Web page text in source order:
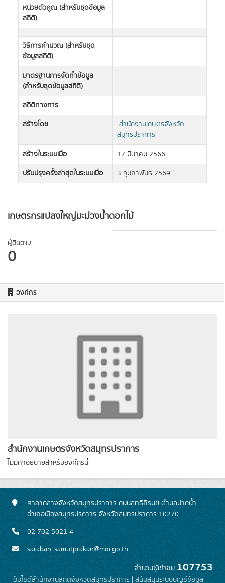
เกษตรกรแปลงใหญ่มะม่วงน้ำดอกไม้
ผู้ติดตาม
0
องค์กร
สำนักงานเกษตรจังหวัดสมุทรปราการ
ไม่มีคำอธิบายสำหรับองค์กรนี้
หน่วยตัวคูณ (สำหรับชุดข้อมูล
สถิติ)
วิธีการคำนวณ (สำหรับชุด
ข้อมูลสถิติ)
มาตรฐานการจัดทำข้อมูล
(สำหรับชุดข้อมูลสถิติ)
สถิติทางการ
สร้างโดย
สำนักงานเกษตรจังหวัด
สมุทรปราการ
สร้างในระบบเมื่อ
17 มีนาคม 2566
ปรับปรุงครั้งล่าสุดในระบบเมื่อ
3 กุมภาพันธ์ 2569
ศาลากลางจังหวัดสมุทรปราการ ถนนสุทธิภิรมย์ ตำบลปากน้ำ
อำเภอเมืองสมุทรปรกาาร จังหวัดสมุทรปราการ 10270
02 702 5021-4
saraban_samutprakan@moi.go.th
จำนวนผู้เข้าชม 107753
เว็บไซต์สำนักงานสถิติจังหวัดสมุทรปราการ | สนับสนุนระบบบัญชีข้อมูล